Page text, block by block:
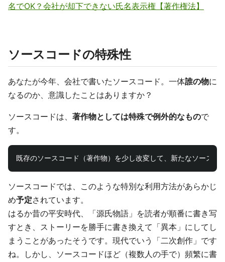
名でOK？会社が却下できない氏名表示権【著作権法】
ソースコードの特殊性
あなたが今年、会社で書いたソースコード。一体誰の物に
なるのか、意識したことはありますか？
ソースコードは、 著作物としては特殊で例外的なもので
す。
ソースコードでは、このような特別な利用方法があらかじ
め予定されています。
はるか昔の平安時代、「源氏物語」を読者が順番に書き写
すとき、ストーリーを勝手に書き換えて「異本」にしてし
まうことがあったそうです。現代でいう「二次創作」です
ね。しかし、ソースコードほど（複数人の手で）頻繁に書